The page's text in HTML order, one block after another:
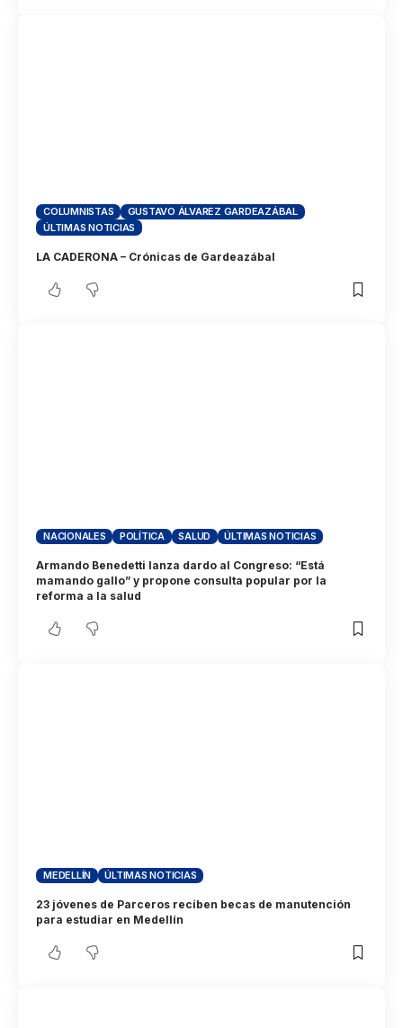
COLUMNISTAS
GUSTAVO ÁLVAREZ GARDEAZÁBAL
ÚLTIMAS NOTICIAS
LA CADERONA – Crónicas de Gardeazábal
NACIONALES POLÍTICA SALUD ÚLTIMAS NOTICIAS
Armando Benedetti lanza dardo al Congreso: “Está
mamando gallo” y propone consulta popular por la
reforma a la salud
MEDELLÍN ÚLTIMAS NOTICIAS
23 jóvenes de Parceros reciben becas de manutención
para estudiar en Medellín